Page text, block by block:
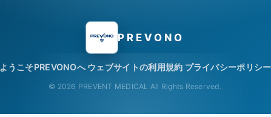
PREVONO
ようこそPREVONOへ ウェブサイトの利用規約 プライバシーポリシー
© 2026 PREVENT MEDICAL All Rights Reserved.